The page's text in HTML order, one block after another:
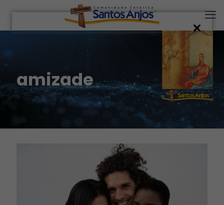
amizade